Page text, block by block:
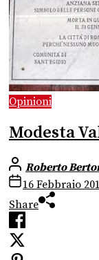
Opinioni
Modesta
Roberto
16 Febbraio
Share